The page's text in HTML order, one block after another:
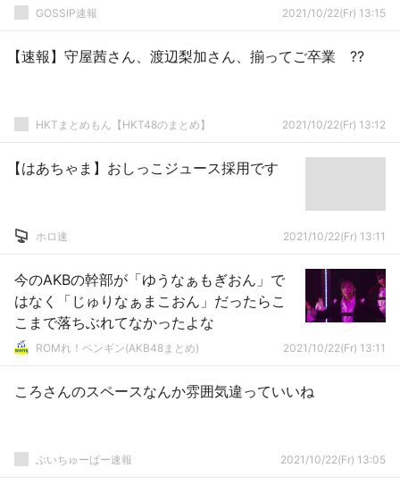
GOSSIP速報 2021/10/22(Fr) 13:15
【速報】守屋茜さん、渡辺梨加さん、揃ってご卒業 ??
HKTまとめもん【HKT48のまとめ】 2021/10/22(Fr) 13:12
【はあちゃま】おしっこジュース採用です
ホロ速 2021/10/22(Fr) 13:11
今のAKBの幹部が「ゆうなぁもぎおん」で
はなく「じゅりなぁまこおん」だったらこ
こまで落ちぶれてなかったよな
ROMれ！ペンギン(AKB48まとめ) 2021/10/22(Fr) 13:11
ころさんのスペースなんか雰囲気違っていいね
ぶいちゅーばー速報 2021/10/22(Fr) 13:05